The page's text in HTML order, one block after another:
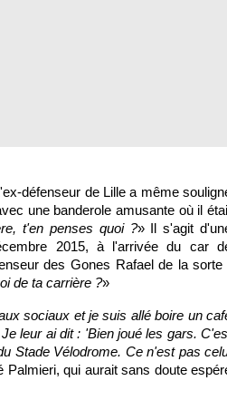
défenseur de Lille a même
une banderole amusante où il
t'en penses quoi ?» Il s'agit
2015, à l'arrivée du car
des Gones Rafael de la sorte
de ta carrière ?»
sociaux et je suis allé boire un
leur ai dit : 'Bien joué les gars.
Stade Vélodrome. Ce n'est pas
Palmieri, qui aurait sans doute